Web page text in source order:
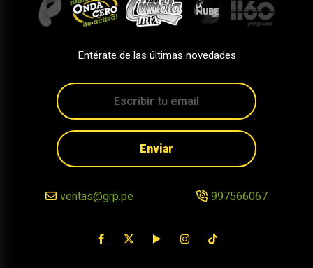
Entérate de las últimas novedades
Enviar
ventas@grp.pe 997566067